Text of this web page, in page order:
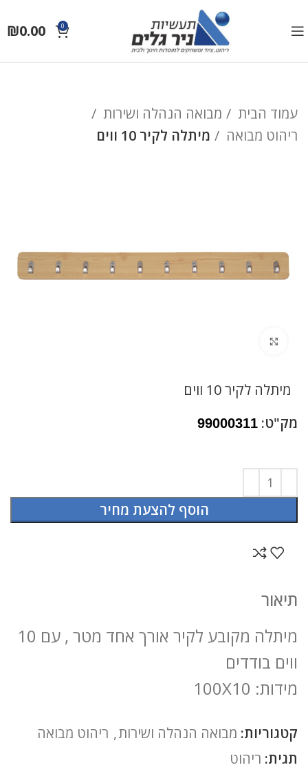
0
₪0.00
עמוד הבית
מבואה הנהלה ושירות
ריהוט מבואה
מיתלה לקיר 10 ווים
מיתלה לקיר 10 ווים
מק"ט: 99000311
הוסף להצעת מחיר
תיאור
מיתלה מקובע לקיר אורך אחד מטר , עם 10
ווים בודדים
מידות: 100X10
קטגוריות: מבואה הנהלה ושירות, ריהוט מבואה
תגית: ריהוט